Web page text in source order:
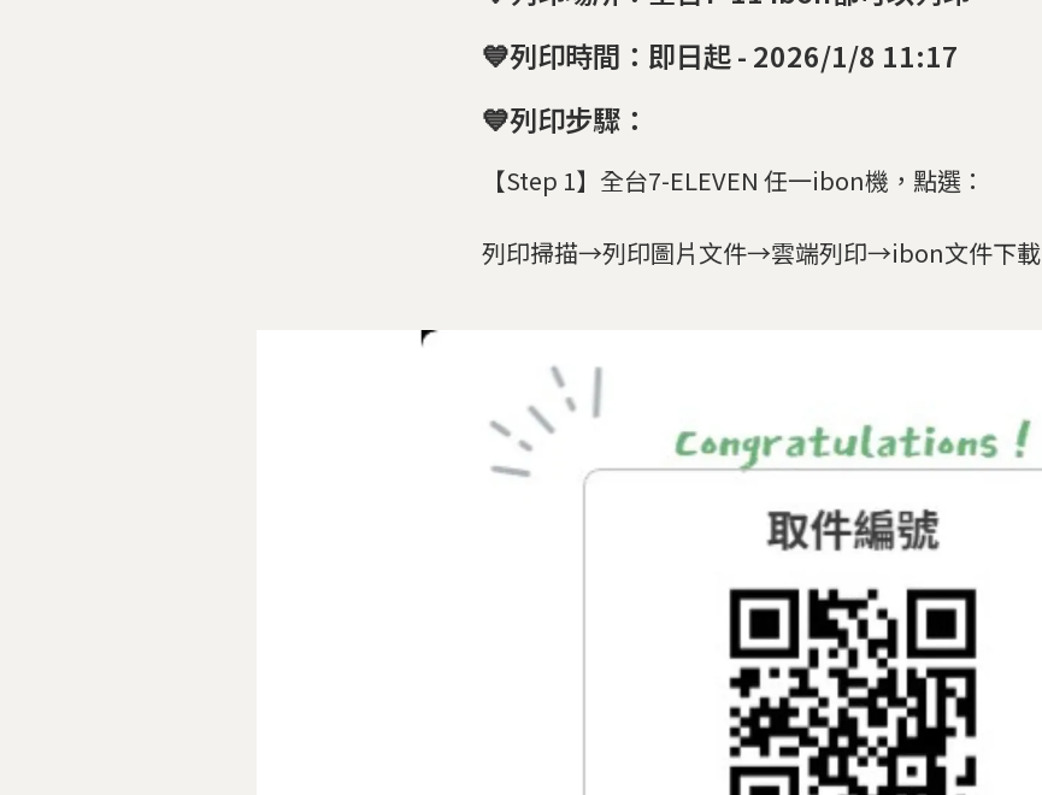
💙列印時間：即日起 - 2026/1/8 11:17
💙列印步驟：
【Step 1】全台7-ELEVEN 任一ibon機，點選：
列印掃描→列印圖片文件→雲端列印→ibon文件下載